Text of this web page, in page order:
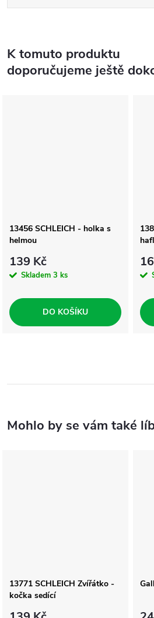
K tomuto produktu
doporučujeme ještě
13456 SCHLEICH - holka s
helmou
139 Kč
Skladem 3 ks
DO KOŠÍKU
13771 SCHLEICH Zvířátko -
kočka sedící